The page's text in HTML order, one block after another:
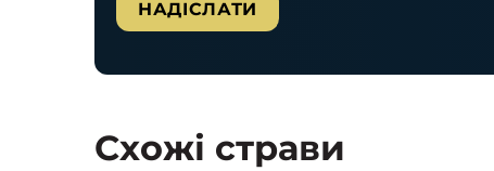
Схожі страви